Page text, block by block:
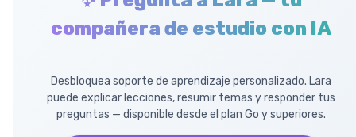
compañera de estudio con IA
Desbloquea soporte de aprendizaje personalizado. Lara
puede explicar lecciones, resumir temas y responder tus
preguntas — disponible desde el plan Go y superiores.